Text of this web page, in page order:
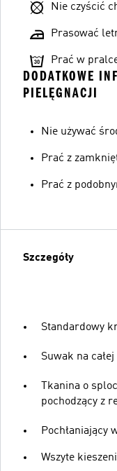
Nie czyścić
Prasować
Prać w
DODATKOWE
PIELĘGNACJI
Nie używać
Prać z
Prać z
Szczegóły
Standardowy
Suwak na
Tkanina o
pochodzący z
Pochłaniający
Wszyte